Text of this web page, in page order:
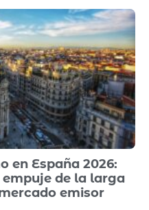
en España 2026:
de la larga
emisor